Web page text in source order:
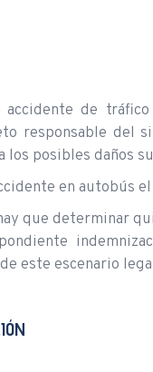
accidente de
responsable del
los posibles daños
en autobús
que determinar
este escenario